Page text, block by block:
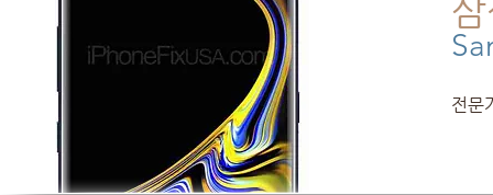
전문